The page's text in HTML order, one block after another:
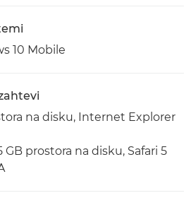
10 Mobile
na disku, Internet Explorer
GB prostora na disku, Safari 5